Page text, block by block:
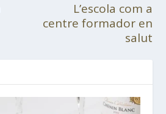
L’escola com a
centre formador en
salut